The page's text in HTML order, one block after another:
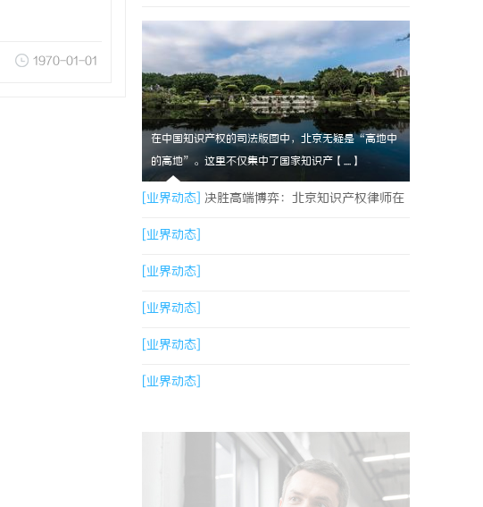
1970-01-01
在中国知识产权的司法版图中，北京无疑是“高地中
的高地”。这里不仅集中了国家知识产【....】
[业界动态] 决胜高端博弈：北京知识产权律师在
疑难复杂案件中的破局之道
[业界动态]
[业界动态]
[业界动态]
[业界动态]
[业界动态]